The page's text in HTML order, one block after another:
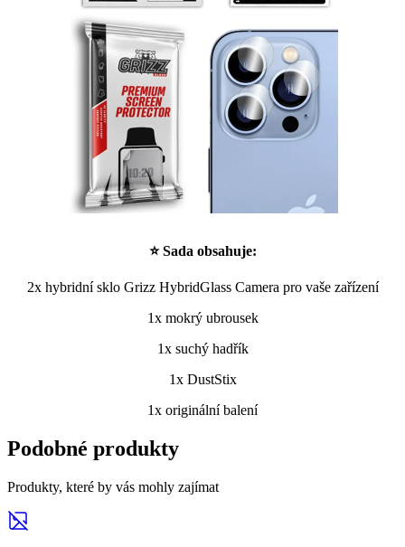
⭐ Sada obsahuje:
2x hybridní sklo Grizz HybridGlass Camera pro vaše zařízení
1x mokrý ubrousek
1x suchý hadřík
1x DustStix
1x originální balení
Podobné produkty
Produkty, které by vás mohly zajímat